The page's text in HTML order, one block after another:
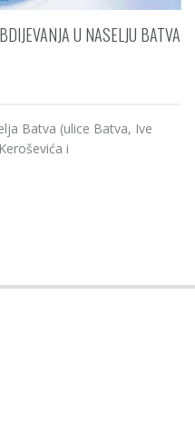
U NASELJU BATVA
Batva (ulice Batva, Ive
i